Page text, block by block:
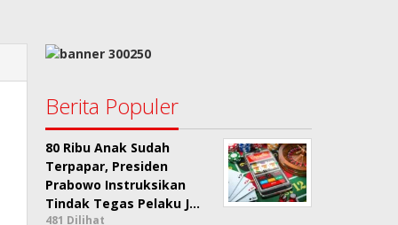
Berita Populer
80 Ribu Anak Sudah
Terpapar, Presiden
Prabowo Instruksikan
Tindak Tegas Pelaku J…
481 Dilihat